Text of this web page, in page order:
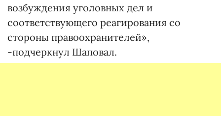
возбуждения уголовных дел и
соответствующего реагирования со
стороны правоохранителей»,
-подчеркнул Шаповал.